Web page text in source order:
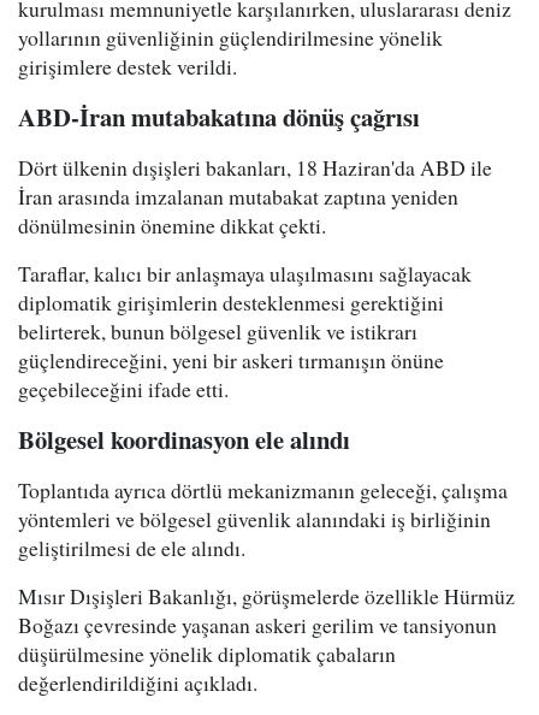
kurulması memnuniyetle karşılanırken, uluslararası deniz
yollarının güvenliğinin güçlendirilmesine yönelik
girişimlere destek verildi.
ABD-İran mutabakatına dönüş çağrısı
Dört ülkenin dışişleri bakanları, 18 Haziran'da ABD ile
İran arasında imzalanan mutabakat zaptına yeniden
dönülmesinin önemine dikkat çekti.
Taraflar, kalıcı bir anlaşmaya ulaşılmasını sağlayacak
diplomatik girişimlerin desteklenmesi gerektiğini
belirterek, bunun bölgesel güvenlik ve istikrarı
güçlendireceğini, yeni bir askeri tırmanışın önüne
geçebileceğini ifade etti.
Bölgesel koordinasyon ele alındı
Toplantıda ayrıca dörtlü mekanizmanın geleceği, çalışma
yöntemleri ve bölgesel güvenlik alanındaki iş birliğinin
geliştirilmesi de ele alındı.
Mısır Dışişleri Bakanlığı, görüşmelerde özellikle Hürmüz
Boğazı çevresinde yaşanan askeri gerilim ve tansiyonun
düşürülmesine yönelik diplomatik çabaların
değerlendirildiğini açıkladı.